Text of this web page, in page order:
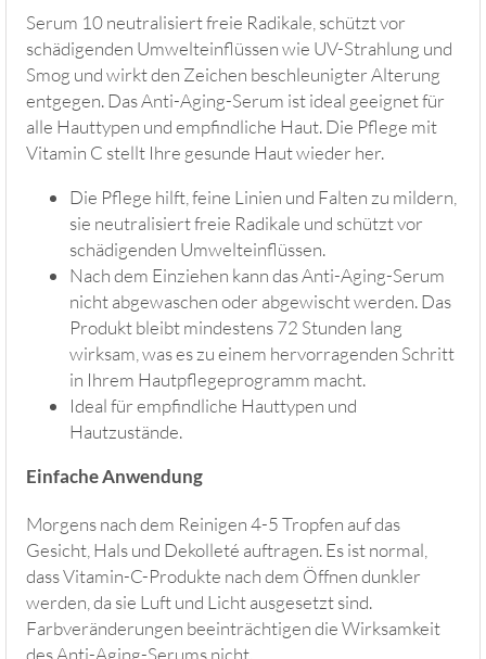
Serum 10 neutralisiert freie Radikale, schützt vor
schädigenden Umwelteinflüssen wie UV-Strahlung und
Smog und wirkt den Zeichen beschleunigter Alterung
entgegen. Das Anti-Aging-Serum ist ideal geeignet für
alle Hauttypen und empfindliche Haut. Die Pflege mit
Vitamin C stellt Ihre gesunde Haut wieder her.
Die Pflege hilft, feine Linien und Falten zu mildern,
sie neutralisiert freie Radikale und schützt vor
schädigenden Umwelteinflüssen.
Nach dem Einziehen kann das Anti-Aging-Serum
nicht abgewaschen oder abgewischt werden. Das
Produkt bleibt mindestens 72 Stunden lang
wirksam, was es zu einem hervorragenden Schritt
in Ihrem Hautpflegeprogramm macht.
Ideal für empfindliche Hauttypen und
Hautzustände.
Einfache Anwendung
Morgens nach dem Reinigen 4-5 Tropfen auf das
Gesicht, Hals und Dekolleté auftragen. Es ist normal,
dass Vitamin-C-Produkte nach dem Öffnen dunkler
werden, da sie Luft und Licht ausgesetzt sind.
Farbveränderungen beeinträchtigen die Wirksamkeit
des Anti-Aging-Serums nicht.